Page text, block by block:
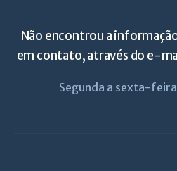
Não encontrou a
em contato, através do e-
Segunda a sexta-